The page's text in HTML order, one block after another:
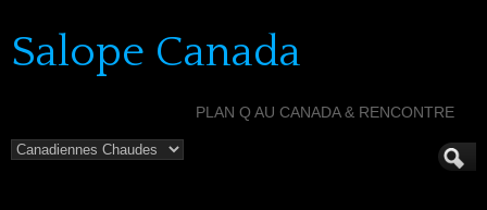
Salope Canada
PLAN Q AU CANADA & RENCONTRE